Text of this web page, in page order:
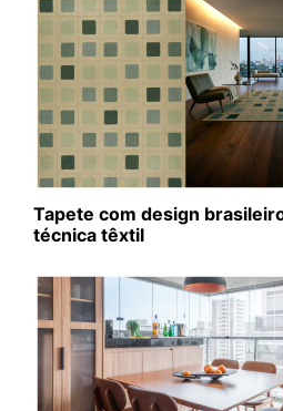
Tapete com design
técnica têxtil